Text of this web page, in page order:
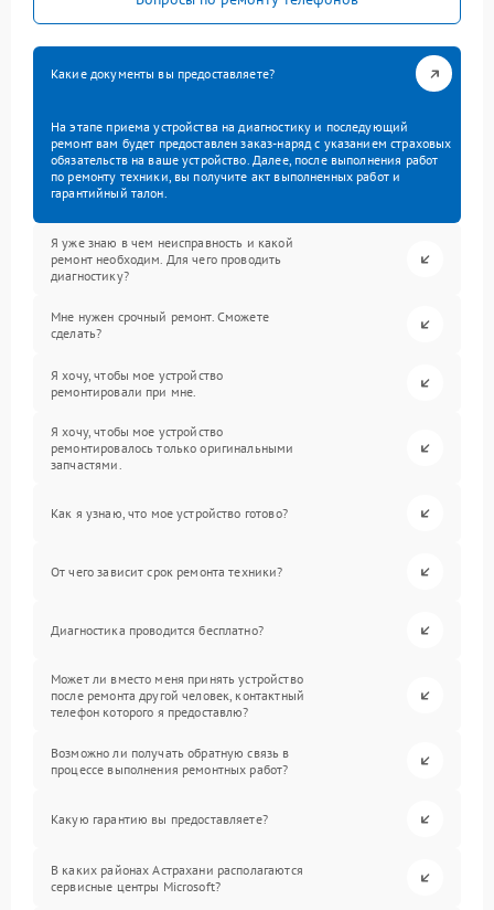
Какие документы вы предоставляете?
На этапе приема устройства на диагностику и последующий
ремонт вам будет предоставлен заказ-наряд с указанием страховых
обязательств на ваше устройство. Далее, после выполнения работ
по ремонту техники, вы получите акт выполненных работ и
гарантийный талон.
Я уже знаю в чем неисправность и какой
ремонт необходим. Для чего проводить
диагностику?
Мне нужен срочный ремонт. Сможете
сделать?
Я хочу, чтобы мое устройство
ремонтировали при мне.
Я хочу, чтобы мое устройство
ремонтировалось только оригинальными
запчастями.
Как я узнаю, что мое устройство готово?
От чего зависит срок ремонта техники?
Диагностика проводится бесплатно?
Может ли вместо меня принять устройство
после ремонта другой человек, контактный
телефон которого я предоставлю?
Возможно ли получать обратную связь в
процессе выполнения ремонтных работ?
Какую гарантию вы предоставляете?
В каких районах Астрахани располагаются
сервисные центры Microsoft?